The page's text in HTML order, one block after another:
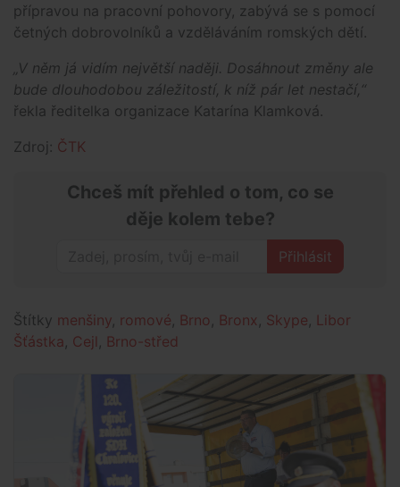
přípravou na pracovní pohovory, zabývá se s pomocí
četných dobrovolníků a vzděláváním romských dětí.
„V něm já vidím největší naději. Dosáhnout změny ale
bude dlouhodobou záležitostí, k níž pár let nestačí,“
řekla ředitelka organizace Katarína Klamková.
Zdroj: ČTK
Chceš mít přehled o tom, co se
děje kolem tebe?
Přihlásit
Štítky menšiny romové Brno Bronx Skype Libor
Šťástka Cejl Brno-střed